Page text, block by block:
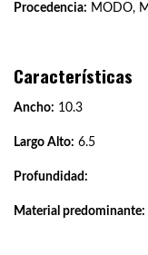
Procedencia: MODO,
Características
Ancho: 10.3
Largo Alto: 6.5
Profundidad:
Material predominante: